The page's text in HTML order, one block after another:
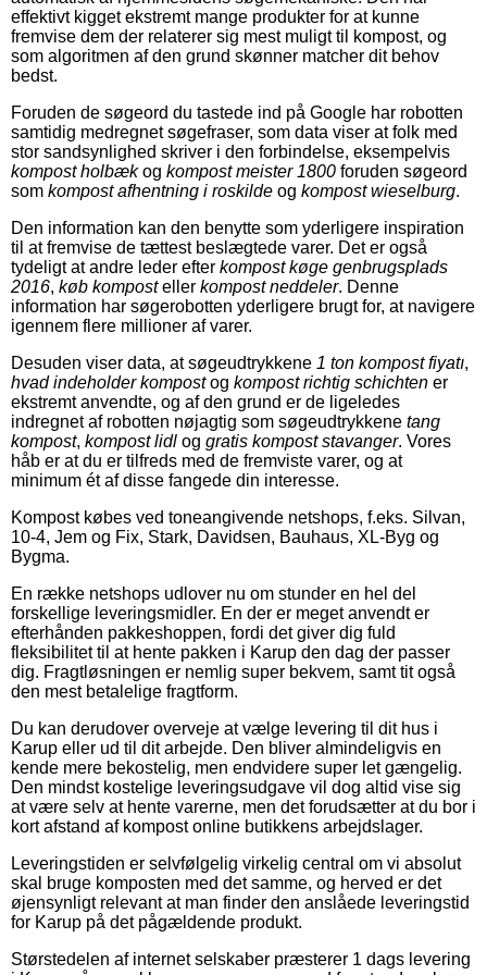
effektivt kigget ekstremt mange produkter for at kunne
fremvise dem der relaterer sig mest muligt til kompost, og
som algoritmen af den grund skønner matcher dit behov
bedst.
Foruden de søgeord du tastede ind på Google har robotten
samtidig medregnet søgefraser, som data viser at folk med
stor sandsynlighed skriver i den forbindelse, eksempelvis
kompost holbækog kompost meister 1800 foruden søgeord
som kompost afhentning i roskilde og kompost wieselburg.
Den information kan den benytte som yderligere inspiration
til at fremvise de tættest beslægtede varer. Det er også
tydeligt at andre leder efter kompost køge genbrugsplads
2016, køb komposteller kompost neddeler. Denne
information har søgerobotten yderligere brugt for, at navigere
igennem flere millioner af varer.
Desuden viser data, at søgeudtrykkene 1 ton kompost fiyatı,
hvad indeholder kompostog kompost richtig schichten er
ekstremt anvendte, og af den grund er de ligeledes
indregnet af robotten nøjagtig som søgeudtrykkene tang
kompost, kompost lidl og gratis kompost stavanger. Vores
håb er at du er tilfreds med de fremviste varer, og at
minimum ét af disse fangede din interesse.
Kompost købes ved toneangivende netshops, f.eks. Silvan,
10-4, Jem og Fix, Stark, Davidsen, Bauhaus, XL-Byg og
Bygma.
En række netshops udlover nu om stunder en hel del
forskellige leveringsmidler. En der er meget anvendt er
efterhånden pakkeshoppen, fordi det giver dig fuld
fleksibilitet til at hente pakken i Karup den dag der passer
dig. Fragtløsningen er nemlig super bekvem, samt tit også
den mest betalelige fragtform.
Du kan derudover overveje at vælge levering til dit hus i
Karup eller ud til dit arbejde. Den bliver almindeligvis en
kende mere bekostelig, men endvidere super let gængelig.
Den mindst kostelige leveringsudgave vil dog altid vise sig
at være selv at hente varerne, men det forudsætter at du bor i
kort afstand af kompost online butikkens arbejdslager.
Leveringstiden er selvfølgelig virkelig central om vi absolut
skal bruge komposten med det samme, og herved er det
øjensynligt relevant at man finder den anslåede leveringstid
for Karup på det pågældende produkt.
Størstedelen af internet selskaber præsterer 1 dags levering